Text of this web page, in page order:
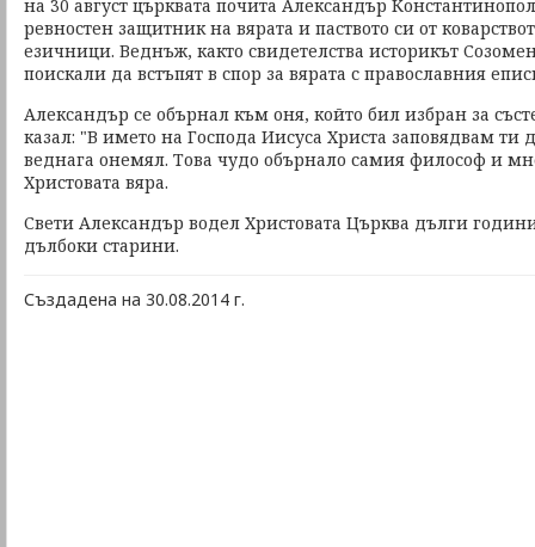
на 30 август църквата почита Александър
ревностен защитник на вярата и паството си от
езичници. Веднъж, както свидетелства историкът
поискали да встъпят в спор за вярата с православния
Александър се обърнал към оня, който бил избран за
казал: "В името на Господа Иисуса Христа заповядвам
веднага онемял. Това чудо обърнало самия философ и
Христовата вяра.
Свети Александър водел Христовата Църква дълги
дълбоки старини.
Създадена на 30.08.2014 г.